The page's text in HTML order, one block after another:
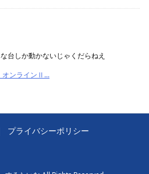
台しか動かないじゃくだらねえ
オンラインⅡ...
プライバシーポリシー